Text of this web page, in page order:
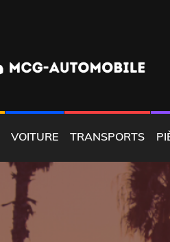
VOITURE TRANSPORTS